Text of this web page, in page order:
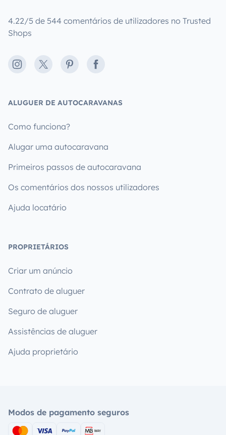
4.22/5 de 544 comentários de utilizadores no Trusted
Shops
Instagram
X PinterestFacebook
ALUGUER DE AUTOCARAVANAS
Como funciona?
Alugar uma autocaravana
Primeiros passos de autocaravana
Os comentários dos nossos utilizadores
Ajuda locatário
PROPRIETÁRIOS
Criar um anúncio
Contrato de aluguer
Seguro de aluguer
Assistências de aluguer
Ajuda proprietário
Modos de pagamento seguros